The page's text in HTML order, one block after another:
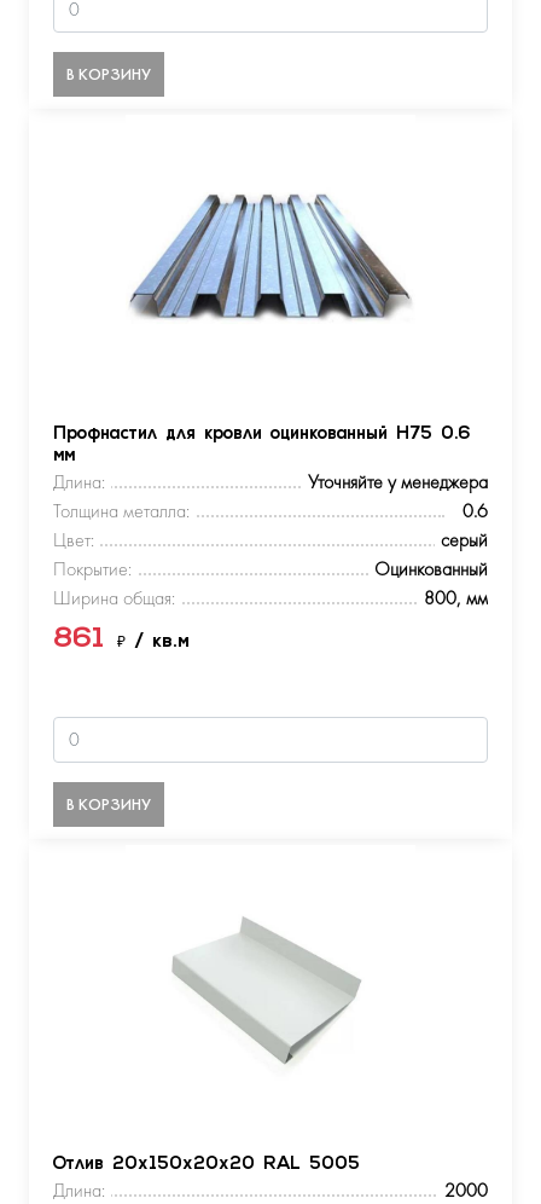
В КОРЗИНУ
Профнастил для кровли оцинкованный Н75 0.6
мм
Длина:
Уточняйте у менеджера
Толщина металла:
0.6
Цвет:
серый
Покрытие:
Оцинкованный
Ширина общая:
800, мм
861 ₽ / кв.м
В КОРЗИНУ
Отлив 20х150х20х20 RAL 5005
Длина:
2000